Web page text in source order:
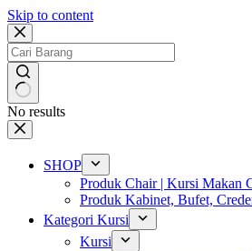
Skip to content
No results
SHOP
Produk Chair | Kursi Makan
Produk Kabinet, Bufet,
Kategori Kursi
Kursi